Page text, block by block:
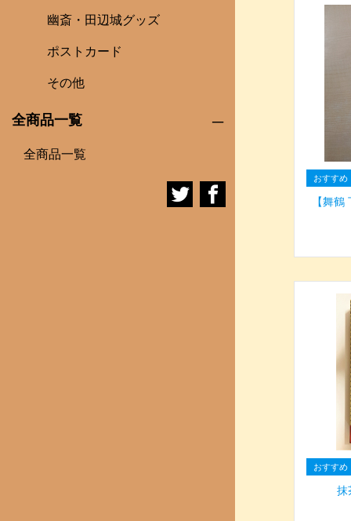
幽斎・田辺城グッズ
ポストカード
その他
全商品一覧
全商品一覧
【舞
抹